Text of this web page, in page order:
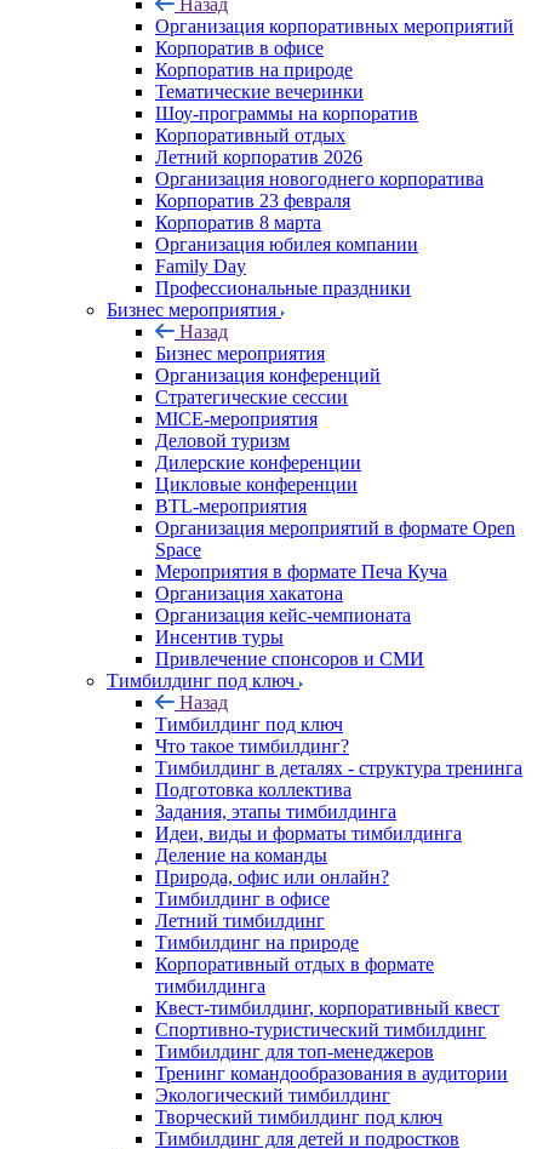
Назад
Организация корпоративных мероприятий
Корпоратив в офисе
Корпоратив на природе
Тематические вечеринки
Шоу-программы на корпоратив
Корпоративный отдых
Летний корпоратив 2026
Организация новогоднего корпоратива
Корпоратив 23 февраля
Корпоратив 8 марта
Организация юбилея компании
Family Day
Профессиональные праздники
Бизнес мероприятия
Назад
Бизнес мероприятия
Организация конференций
Стратегические сессии
MICE-мероприятия
Деловой туризм
Дилерские конференции
Цикловые конференции
BTL-мероприятия
Организация мероприятий в формате Open
Space
Мероприятия в формате Печа Куча
Организация хакатона
Организация кейс-чемпионата
Инсентив туры
Привлечение спонсоров и СМИ
Тимбилдинг под ключ
Назад
Тимбилдинг под ключ
Что такое тимбилдинг?
Тимбилдинг в деталях - структура тренинга
Подготовка коллектива
Задания, этапы тимбилдинга
Идеи, виды и форматы тимбилдинга
Деление на команды
Природа, офис или онлайн?
Тимбилдинг в офисе
Летний тимбилдинг
Тимбилдинг на природе
Корпоративный отдых в формате
тимбилдинга
Квест-тимбилдинг, корпоративный квест
Спортивно-туристический тимбилдинг
Тимбилдинг для топ-менеджеров
Тренинг командообразования в аудитории
Экологический тимбилдинг
Творческий тимбилдинг под ключ
Тимбилдинг для детей и подростков